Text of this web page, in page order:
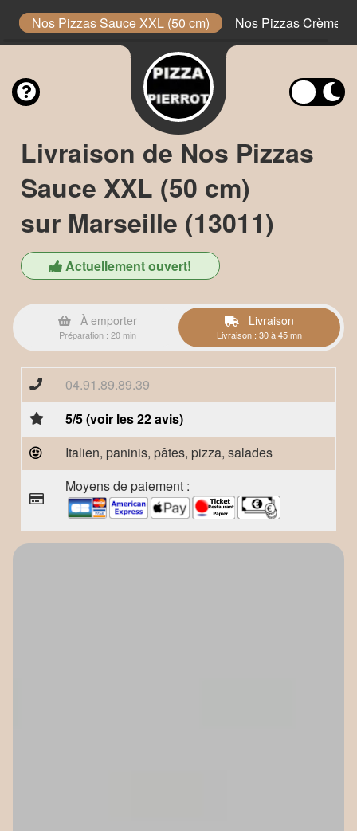
Nos Pizzas Sauce XXL (50 cm) Nos Pizzas Crème
Livraison de Nos Pizzas
Sauce XXL (50 cm)
sur Marseille (13011)
Actuellement ouvert!
À emporter
Préparation : 20 min
Livraison
Livraison : 30 à 45 mn
04.91.89.89.39
5/5 (voir les 22 avis)
Italien, paninis, pâtes, pizza, salades
Moyens de paiement :